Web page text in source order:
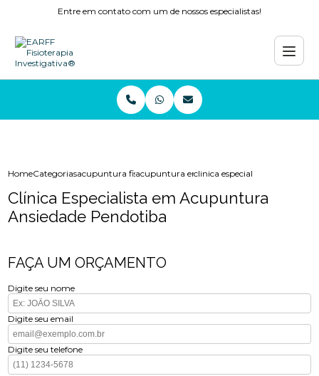
Entre em contato com um de nossos especialistas!
HomeCategoriasacupuntura fisioterapiaacupuntura em niteroiclinica especialista em
Clínica Especialista em Acupuntura
Ansiedade Pendotiba
FAÇA UM ORÇAMENTO
Digite seu nome
Digite seu email
Digite seu telefone